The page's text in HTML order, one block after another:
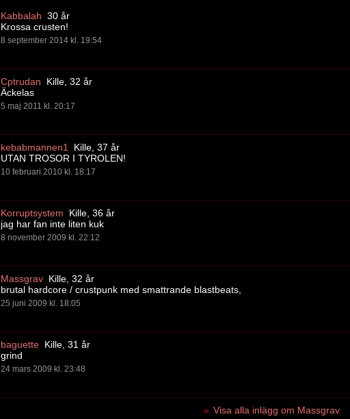
Kabbalah 30 år
Krossa crusten!
8 september 2014 kl. 19:54
Cptrudan
Kille, 32 år
Äckelas
5 maj 2011 kl. 20:17
kebabmannen1
Kille, 37 år
UTAN TROSOR I TYROLEN!
10 februari 2010 kl. 18:17
Korruptsystem
Kille, 36 år
jag har fan inte liten kuk
8 november 2009 kl. 22:12
Massgrav Kille, 32 år
brutal hardcore / crustpunk med smattrande blastbeats,
25 juni 2009 kl. 18:05
baguette Kille, 31 år
grind
24 mars 2009 kl. 23:48
Visa alla inlägg om Massgrav